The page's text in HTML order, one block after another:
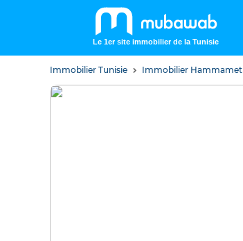
Le 1er site immobilier de la Tunisie
Immobilier Tunisie Immobilier Hammamet